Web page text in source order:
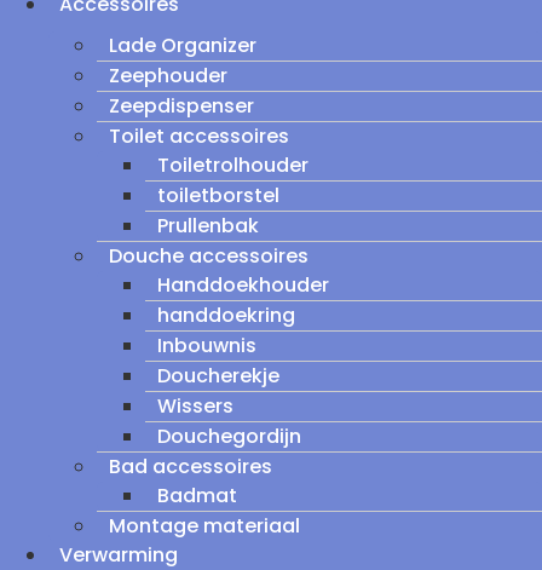
Lade Organizer
Zeephouder
Zeepdispenser
Toilet accessoires
Toiletrolhouder
toiletborstel
Prullenbak
Douche accessoires
Handdoekhouder
handdoekring
Inbouwnis
Doucherekje
Wissers
Douchegordijn
Bad accessoires
Badmat
Montage materiaal
Verwarming